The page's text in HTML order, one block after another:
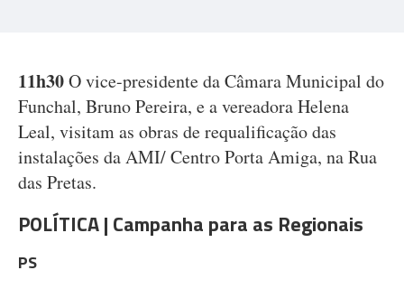
11h30O vice-presidente da Câmara Municipal do
Funchal, Bruno Pereira, e a vereadora Helena
Leal, visitam as obras de requalificação das
instalações da AMI/ Centro Porta Amiga, na Rua
das Pretas.
POLÍTICA | Campanha para as Regionais
PS